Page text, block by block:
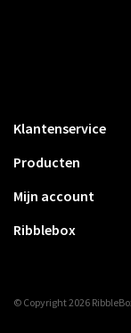
Klantenservice
Producten
Mijn account
Ribblebox
© Copyright 2026